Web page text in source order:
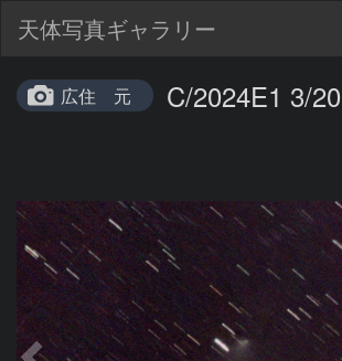
天体写真ギャラリー
広住 元 C/2024E1 3/20